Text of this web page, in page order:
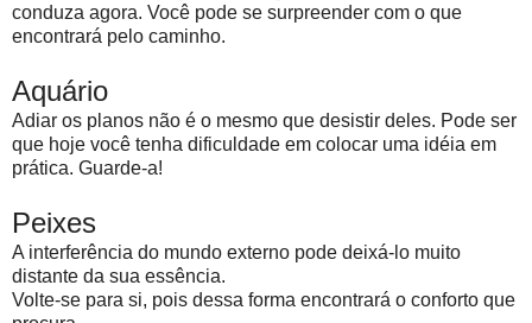
conduza agora. Você pode se surpreender com o que
encontrará pelo caminho.
Aquário
Adiar os planos não é o mesmo que desistir deles. Pode ser
que hoje você tenha dificuldade em colocar uma idéia em
prática. Guarde-a!
Peixes
A interferência do mundo externo pode deixá-lo muito
distante da sua essência.
Volte-se para si, pois dessa forma encontrará o conforto que